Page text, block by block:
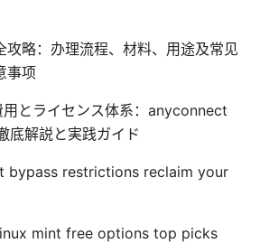
攻略：办理流程、材料、用途及常见
事项
とライセンス体系：anyconnect
底解説と実践ガイド
bypass restrictions reclaim your
mint free options top picks